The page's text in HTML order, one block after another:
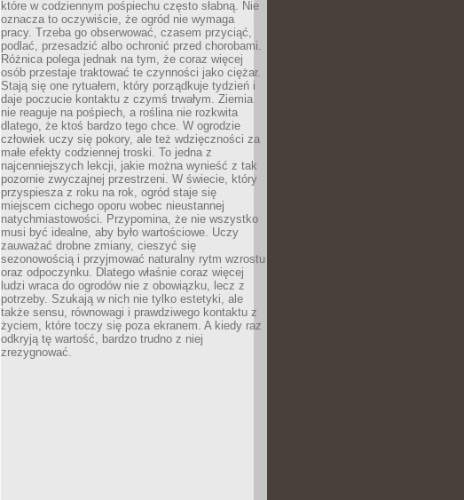
które w codziennym pośpiechu często słabną. Nie
oznacza to oczywiście, że ogród nie wymaga
pracy. Trzeba go obserwować, czasem przyciąć,
podlać, przesadzić albo ochronić przed chorobami.
Różnica polega jednak na tym, że coraz więcej
osób przestaje traktować te czynności jako ciężar.
Stają się one rytuałem, który porządkuje tydzień i
daje poczucie kontaktu z czymś trwałym. Ziemia
nie reaguje na pośpiech, a roślina nie rozkwita
dlatego, że ktoś bardzo tego chce. W ogrodzie
człowiek uczy się pokory, ale też wdzięczności za
małe efekty codziennej troski. To jedna z
najcenniejszych lekcji, jakie można wynieść z tak
pozornie zwyczajnej przestrzeni. W świecie, który
przyspiesza z roku na rok, ogród staje się
miejscem cichego oporu wobec nieustannej
natychmiastowości. Przypomina, że nie wszystko
musi być idealne, aby było wartościowe. Uczy
zauważać drobne zmiany, cieszyć się
sezonowością i przyjmować naturalny rytm wzrostu
oraz odpoczynku. Dlatego właśnie coraz więcej
ludzi wraca do ogrodów nie z obowiązku, lecz z
potrzeby. Szukają w nich nie tylko estetyki, ale
także sensu, równowagi i prawdziwego kontaktu z
życiem, które toczy się poza ekranem. A kiedy raz
odkryją tę wartość, bardzo trudno z niej
zrezygnować.